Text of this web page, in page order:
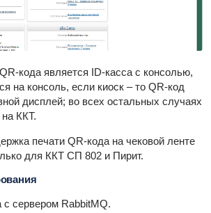
кода является ID-касса с консолью,
на консоль, если киоск – то QR-код
дисплей; во всех остальных случаях
ККТ.
печати QR-кода на чековой ленте
для ККТ СП 802 и Пирит.
с сервером RabbitMQ.